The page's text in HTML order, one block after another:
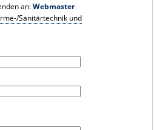
an:Webmaster
Sanitärtechnik und